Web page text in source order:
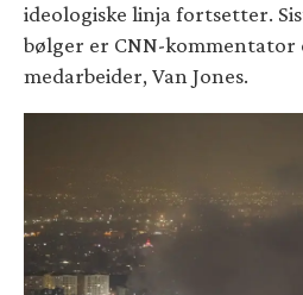
ideologiske linja fortsetter.
bølger er CNN-kommentator
medarbeider, Van Jones.